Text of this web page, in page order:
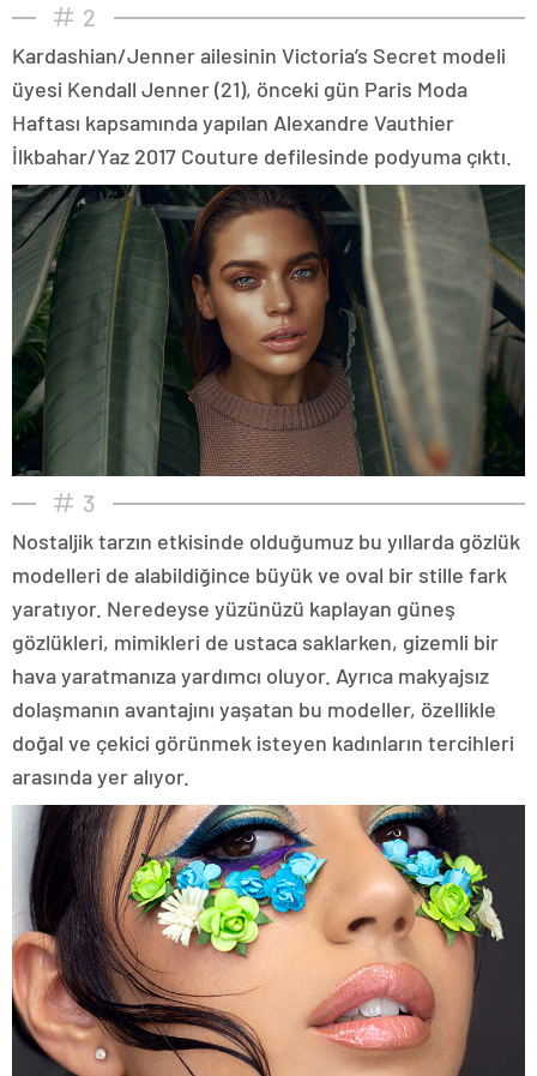
2
Kardashian/Jenner ailesinin Victoria’s Secret modeli
üyesi Kendall Jenner (21), önceki gün Paris Moda
Haftası kapsamında yapılan Alexandre Vauthier
İlkbahar/Yaz 2017 Couture defilesinde podyuma çıktı.
3
Nostaljik tarzın etkisinde olduğumuz bu yıllarda gözlük
modelleri de alabildiğince büyük ve oval bir stille fark
yaratıyor. Neredeyse yüzünüzü kaplayan güneş
gözlükleri, mimikleri de ustaca saklarken, gizemli bir
hava yaratmanıza yardımcı oluyor. Ayrıca makyajsız
dolaşmanın avantajını yaşatan bu modeller, özellikle
doğal ve çekici görünmek isteyen kadınların tercihleri
arasında yer alıyor.